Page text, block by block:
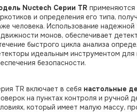
Nuctech Серии TR применяются
и определения его типа,
человека. Использование
монов, обеспечивает
быстрого цикла анализа
идеальным инструментом
безопасности.
TR включает в себя настольные
на пунктах контроля и ручной
который имеет малую массу,